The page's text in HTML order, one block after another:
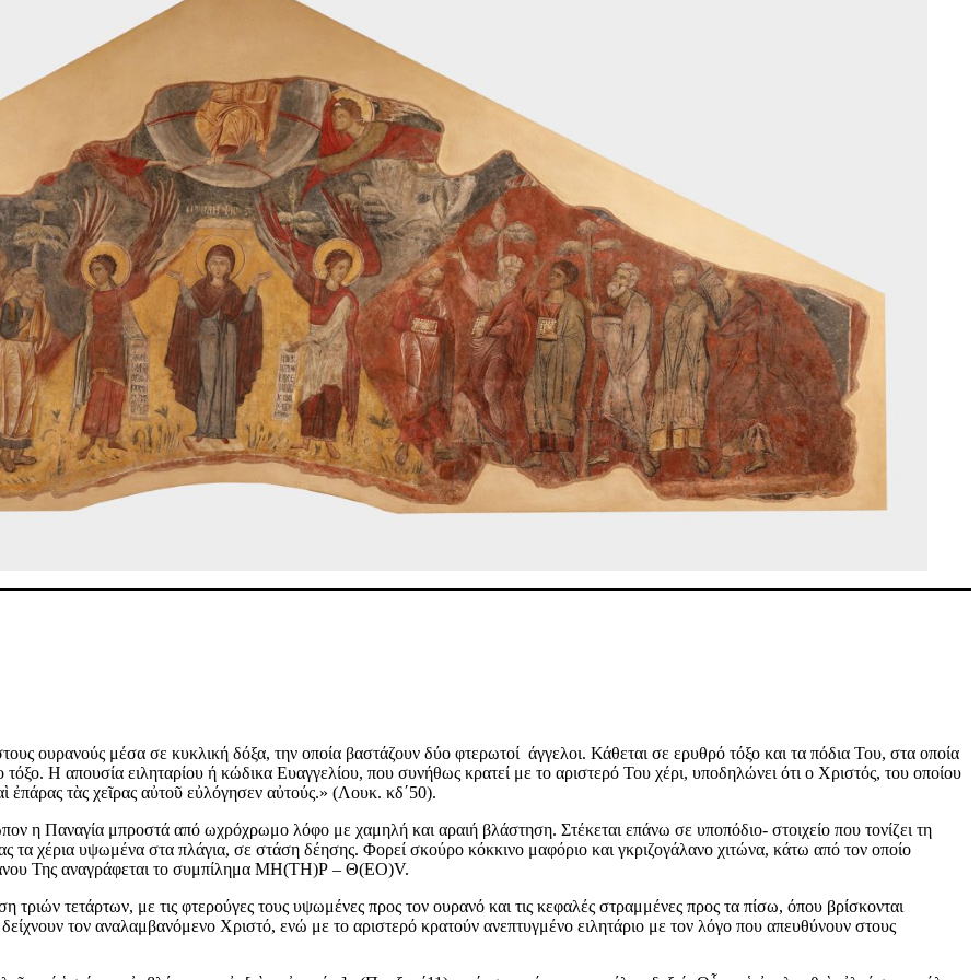
ουρανούς μέσα σε κυκλική δόξα, την οποία βαστάζουν δύο φτερωτοί άγγελοι. Κάθεται σε ερυθρό τόξο και τα πόδια Του, στα οποία
τόξο. Η απουσία ειληταρίου ή κώδικα Ευαγγελίου, που συνήθως κρατεί με το αριστερό Του χέρι, υποδηλώνει ότι ο Χριστός, του οποίου
τὰς χεῖρας αὐτοῦ εὐλόγησεν αὐτούς.» (Λουκ. κδ΄50).
η Παναγία μπροστά από ωχρόχρωμο λόφο με χαμηλή και αραιή βλάστηση. Στέκεται επάνω σε υποπόδιο- στοιχείο που τονίζει τη
τα χέρια υψωμένα στα πλάγια, σε στάση δέησης. Φορεί σκούρο κόκκινο μαφόριο και γκριζογάλανο χιτώνα, κάτω από τον οποίο
Της αναγράφεται το συμπίλημα ΜΗ(ΤΗ)Ρ – Θ(ΕΟ)V.
τριών τετάρτων, με τις φτερούγες τους υψωμένες προς τον ουρανό και τις κεφαλές στραμμένες προς τα πίσω, όπου βρίσκονται
τον αναλαμβανόμενο Χριστό, ενώ με το αριστερό κρατούν ανεπτυγμένο ειλητάριο με τον λόγο που απευθύνουν στους